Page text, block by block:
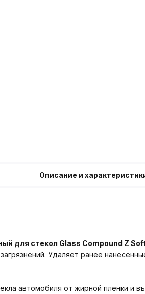
Описание и
для стекол Glass Compound Z
Удаляет ранее
автомобиля от жирной пленки и